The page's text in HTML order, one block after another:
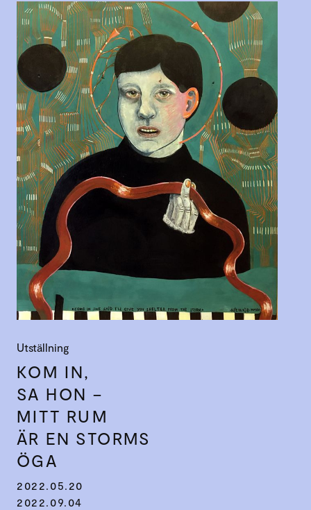
Utställning
KOM IN,
SA HON –
MITT RUM
ÄR EN STORMS
ÖGA
2022.05.20
2022.09.04